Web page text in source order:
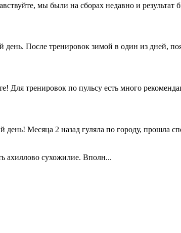
мы были на сборах недавно и
день. После тренировок зимой в один из дней,
Для тренировок по пульсу есть много
день! Месяца 2 назад гуляла по городу,
ахиллово сухожилие. Вполн...